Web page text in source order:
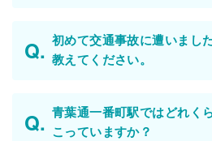
初めて交通事故に遭いまし
教えてください。
青葉通一番町駅ではどれく
こっていますか？